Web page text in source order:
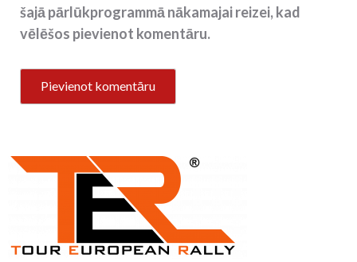
šajā pārlūkprogrammā nākamajai reizei, kad
vēlēšos pievienot komentāru.